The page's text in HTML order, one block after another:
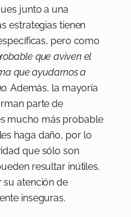
junto a una
estrategias tienen
pero como
que aviven el
que ayudarnos a
Además, la mayoría
parte de
mucho más probable
haga daño, por lo
que sólo son
resultar inútiles.
su atención de
inseguras.